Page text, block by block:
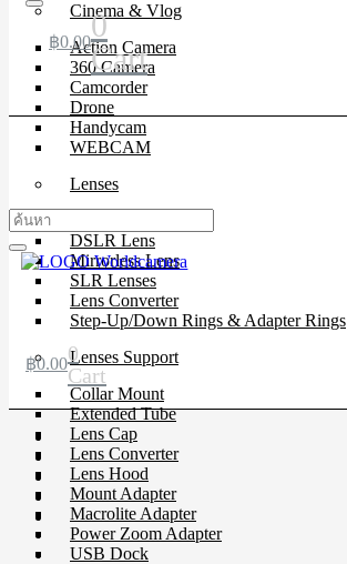
Cinema & Vlog
Action Camera
360 Camera
Camcorder
Drone
Handycam
WEBCAM
Lenses
DSLR Lens
Mirrorless Lens
SLR Lenses
Lens Converter
Step-Up/Down Rings & Adapter Rings
Lenses Support
Collar Mount
Extended Tube
Lens Cap
Lens Converter
Lens Hood
Mount Adapter
Macrolite Adapter
Power Zoom Adapter
USB Dock
฿0.000
Cart
฿0.000
Cart